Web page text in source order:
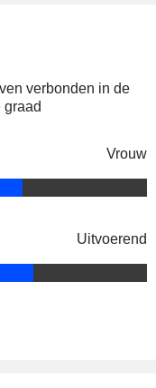
verbonden in de
graad
Vrouw
Uitvoerend